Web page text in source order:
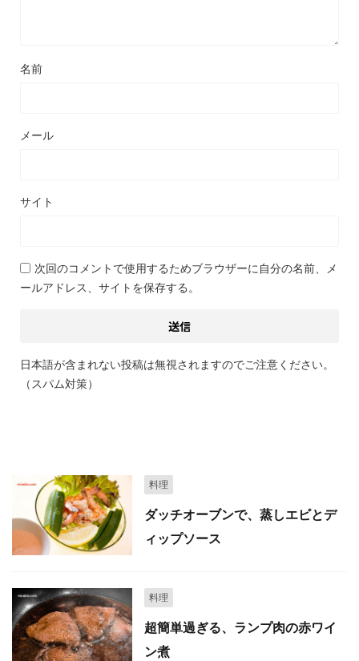
名前
メール
サイト
次回のコメントで使用するためブラウザーに自分の名前、メ
ールアドレス、サイトを保存する。
日本語が含まれない投稿は無視されますのでご注意ください。
（スパム対策）
料理
ダッチオーブンで、蒸しエビとデ
ィップソース
料理
超簡単過ぎる、ランプ肉の赤ワイ
ン煮